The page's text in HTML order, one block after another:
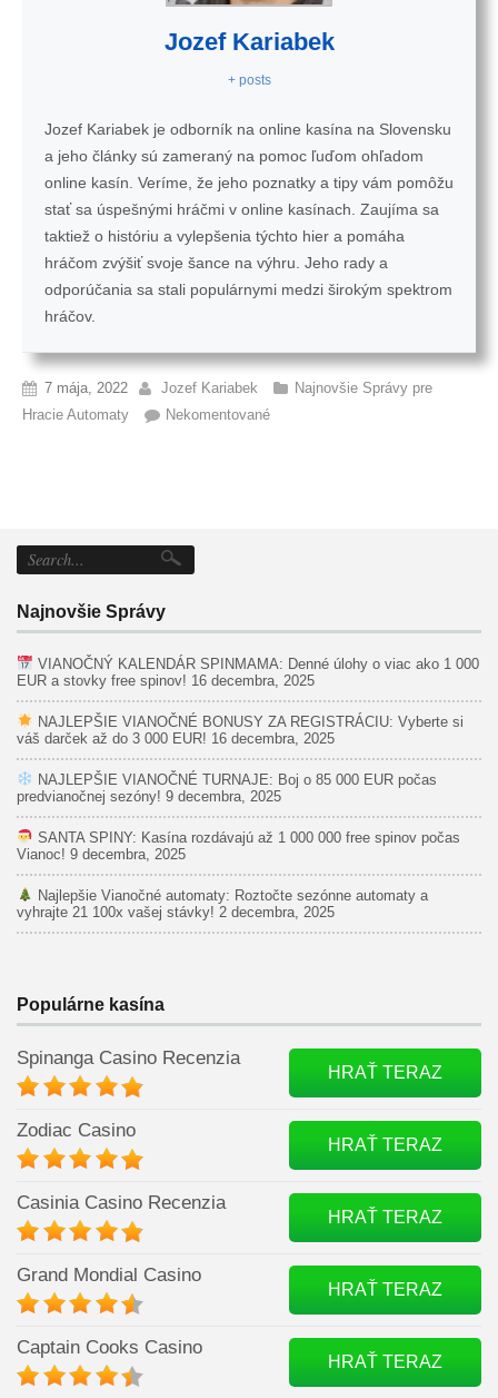
Jozef Kariabek
+ posts
Jozef Kariabek je odborník na online kasína na Slovensku
a jeho články sú zameraný na pomoc ľuďom ohľadom
online kasín. Veríme, že jeho poznatky a tipy vám pomôžu
stať sa úspešnými hráčmi v online kasínach. Zaujíma sa
taktiež o históriu a vylepšenia týchto hier a pomáha
hráčom zvýšiť svoje šance na výhru. Jeho rady a
odporúčania sa stali populárnymi medzi širokým spektrom
hráčov.
7 mája, 2022 Jozef Kariabek
Najnovšie Správy pre
Hracie Automaty
Nekomentované
Najnovšie Správy
VIANOČNÝ KALENDÁR SPINMAMA: Denné úlohy o viac ako 1 000
EUR a stovky free spinov! 16 decembra, 2025
NAJLEPŠIE VIANOČNÉ BONUSY ZA REGISTRÁCIU: Vyberte si
váš darček až do 3 000 EUR! 16 decembra, 2025
NAJLEPŠIE VIANOČNÉ TURNAJE: Boj o 85 000 EUR počas
predvianočnej sezóny! 9 decembra, 2025
SANTA SPINY: Kasína rozdávajú až 1 000 000 free spinov počas
Vianoc! 9 decembra, 2025
Najlepšie Vianočné automaty: Roztočte sezónne automaty a
vyhrajte 21 100x vašej stávky! 2 decembra, 2025
Populárne kasína
Spinanga Casino Recenzia
HRAŤ TERAZ
Zodiac Casino
HRAŤ TERAZ
Casinia Casino Recenzia
HRAŤ TERAZ
Grand Mondial Casino
HRAŤ TERAZ
Captain Cooks Casino
HRAŤ TERAZ